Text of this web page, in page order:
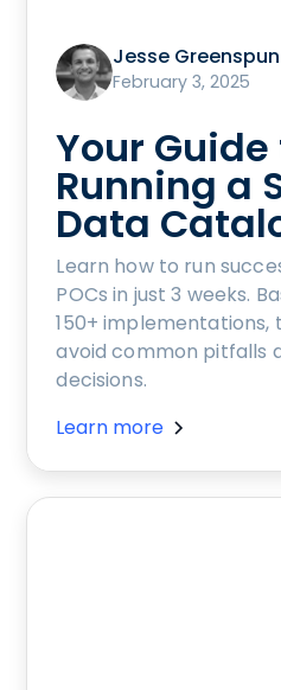
Jesse Greenspun
February 3, 2025
Your Guide
Running a
Data
Learn how to run
POCs in just 3 weeks.
150+ implementations,
avoid common pitfalls
decisions.
Learn more